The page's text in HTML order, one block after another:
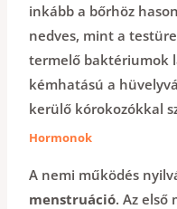
inkább a bőrhöz
nedves, mint a
termelő baktériumok
kémhatású a
kerülő kórokozókkal
Hormonok
A nemi működés
menstruáció. Az első